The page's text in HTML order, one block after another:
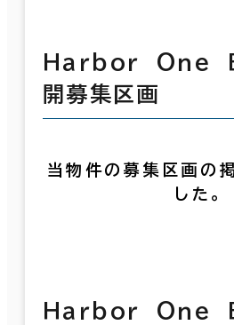
Ｈａｒｂｏｒ Ｏｎｅ
開募集区画
当物件の募集区画の
した。
Ｈａｒｂｏｒ Ｏｎｅ